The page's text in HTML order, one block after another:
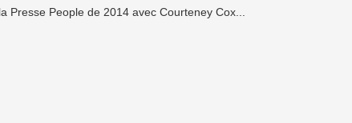
People de 2014 avec Courteney Cox...